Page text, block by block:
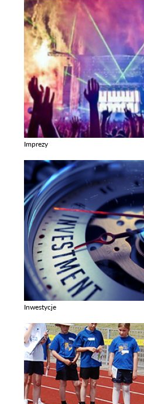
Imprezy
Inwestycje